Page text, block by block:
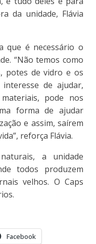
da unidade, Flávia
que é necessário o
“Não temos como
potes de vidro e os
de ajudar,
pode nos
forma de ajudar
e assim, saírem
reforça Flávia.
a unidade
todos produzem
velhos. O Caps
Facebook